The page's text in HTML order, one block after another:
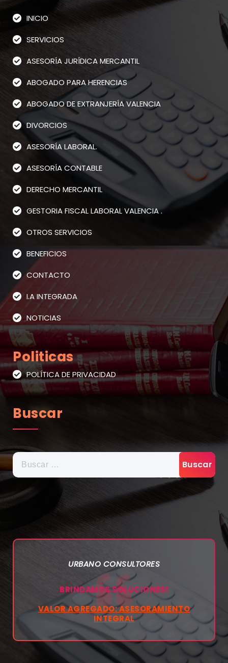
INICIO
SERVICIOS
ASESORÍA JURÍDICA MERCANTIL
ABOGADO PARA HERENCIAS
ABOGADO DE EXTRANJERÍA VALENCIA
DIVORCIOS
ASESORÍA LABORAL.
ASESORÍA CONTABLE
DERECHO MERCANTIL
GESTORIA FISCAL LABORAL VALENCIA .
OTROS SERVICIOS
BENEFICIOS
CONTACTO
I.A INTEGRADA
NOTICIAS
Politicas
POLÍTICA DE PRIVACIDAD
Buscar
BUSCAR:
URBANO CONSULTORES
BRINDAMOS SOLUCIONES!
VALOR AGREGADO: ASESORAMIENTO
INTEGRAL